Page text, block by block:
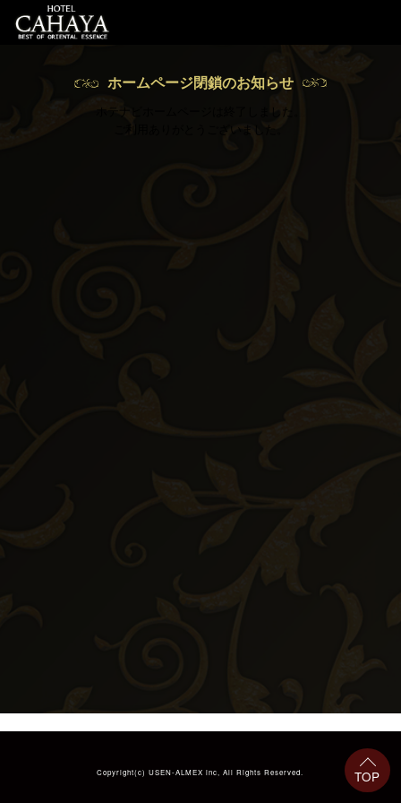
ホームページ閉鎖のお知らせ
ホテナビホームページは終了しました。
ご利用ありがとうございました。
Copyright(c)USEN-ALMEX inc, All Rights Reserved.